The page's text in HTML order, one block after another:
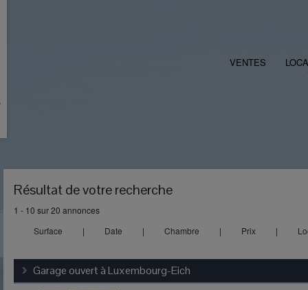
VENTES
Résultat de votre recherche
1 - 10 sur 20 annonces
Surface
| Date | Chambre | Prix |
Garage ouvert àLuxembourg-Eich